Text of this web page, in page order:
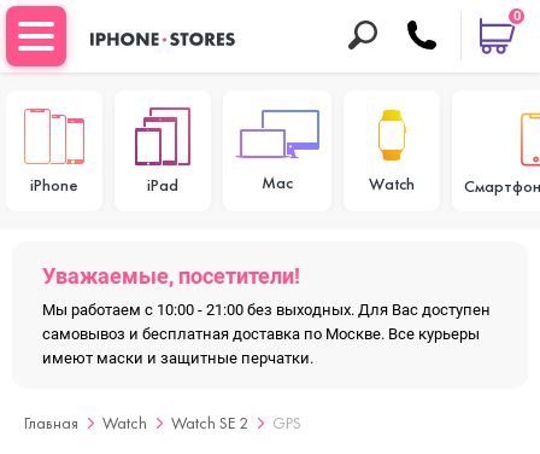
0
iPhone iPad Mac Watch
Уважаемые, посетители!
Мы работаем с 10:00 - 21:00 без выходных. Для Вас доступен
самовывоз и бесплатная доставка по Москве. Все курьеры
имеют маски и защитные перчатки.
Главная Watch Watch SE 2 GPS